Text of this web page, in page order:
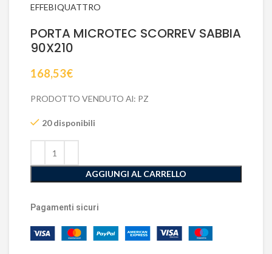
EFFEBIQUATTRO
PORTA MICROTEC SCORREV SABBIA
90X210
168,53€
PRODOTTO VENDUTO Al: PZ
20 disponibili
AGGIUNGI AL CARRELLO
Pagamenti sicuri